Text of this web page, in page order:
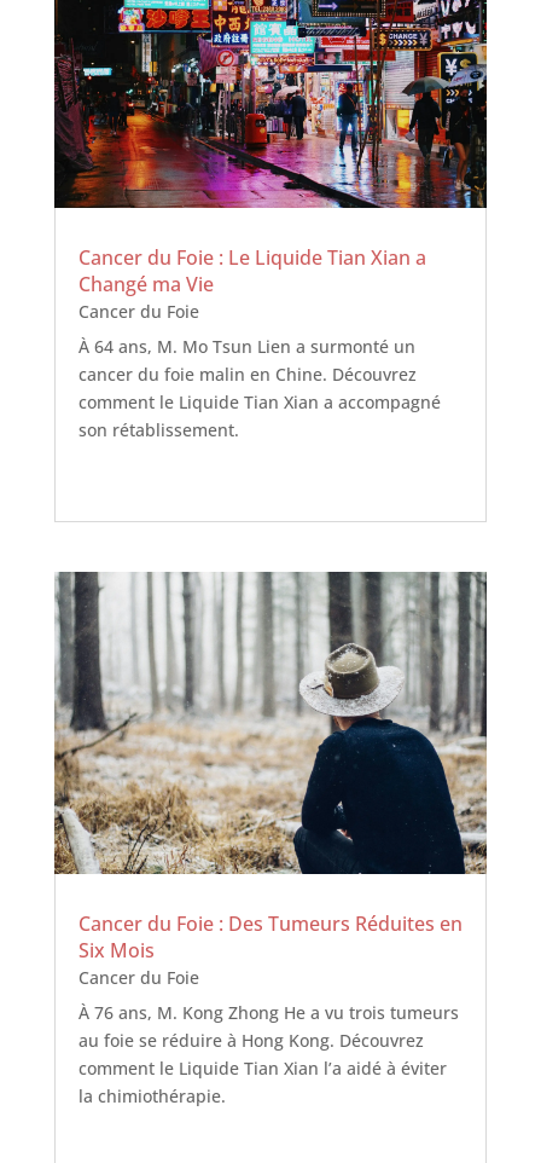
Cancer du Foie : Le Liquide Tian Xian a
Changé ma Vie
Cancer du Foie
À 64 ans, M. Mo Tsun Lien a surmonté un
cancer du foie malin en Chine. Découvrez
comment le Liquide Tian Xian a accompagné
son rétablissement.
Cancer du Foie : Des Tumeurs Réduites en
Six Mois
Cancer du Foie
À 76 ans, M. Kong Zhong He a vu trois tumeurs
au foie se réduire à Hong Kong. Découvrez
comment le Liquide Tian Xian l’a aidé à éviter
la chimiothérapie.